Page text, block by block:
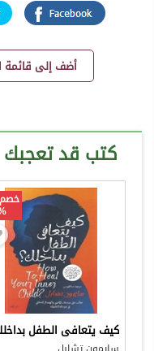
أضف إلى قائمة
كتب قد
كيف يتعافى الطفل